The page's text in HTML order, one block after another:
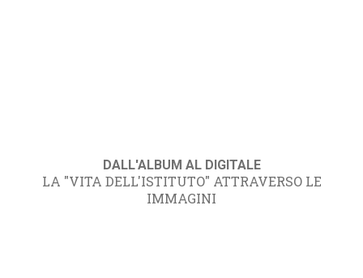
DALL'ALBUM AL DIGITALE
LA "VITA DELL'ISTITUTO" ATTRAVERSO LE
IMMAGINI